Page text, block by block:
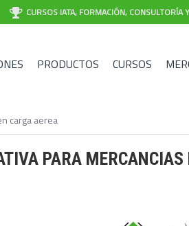
CURSOS IATA, FORMACIÓN,
PRODUCTOS CURSOS
carga aerea
PARA